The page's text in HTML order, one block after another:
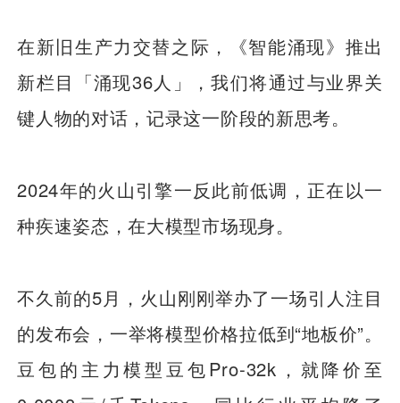
在新旧生产力交替之际，《智能涌现》推出
新栏目「涌现36人」，我们将通过与业界关
键人物的对话，记录这一阶段的新思考。
2024年的火山引擎一反此前低调，正在以一
种疾速姿态，在大模型市场现身。
不久前的5月，火山刚刚举办了一场引人注目
的发布会，一举将模型价格拉低到“地板价”。
豆包的主力模型豆包Pro-32k，就降价至